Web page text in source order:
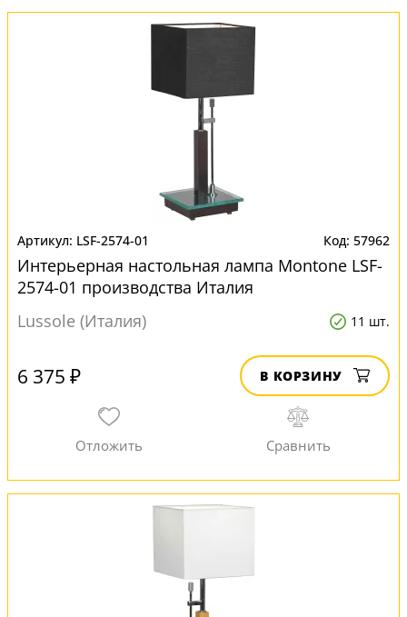
LSF-2574-01 57962
Интерьерная настольная лампа Montone LSF-
2574-01 производства Италия
Lussole (Италия)
11 шт.
6 375 ₽ В КОРЗИНУ